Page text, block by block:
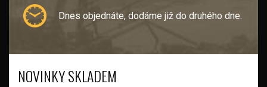
Dnes objednáte, dodáme již do druhého dne.
NOVINKY SKLADEM